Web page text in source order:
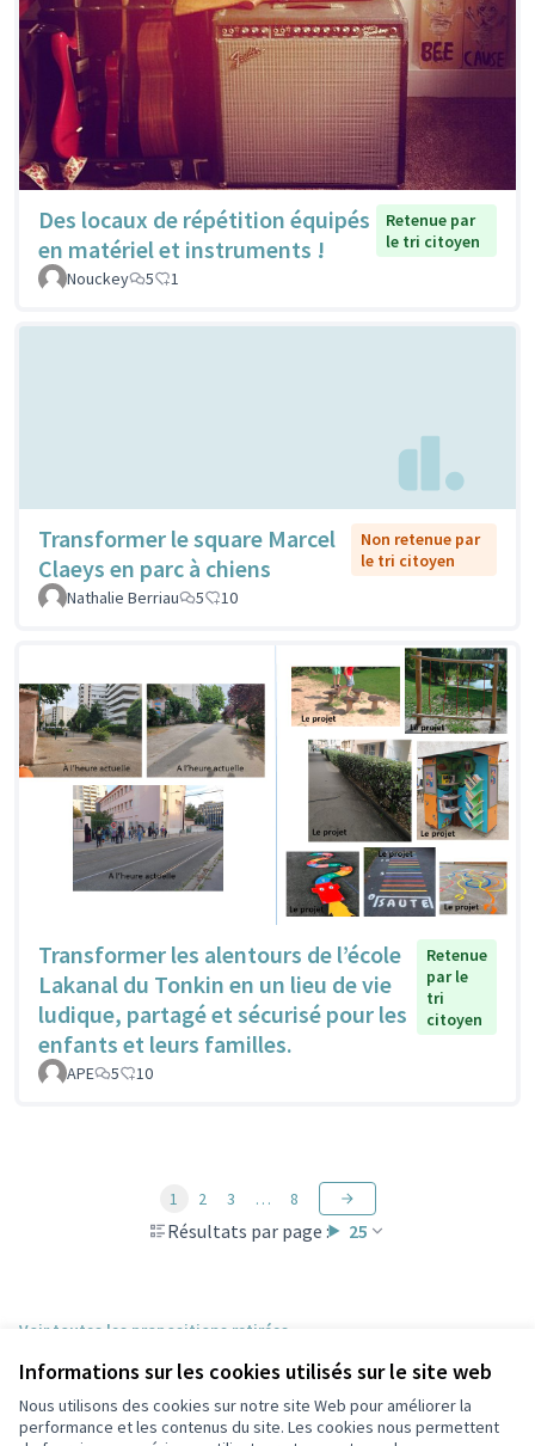
Informations sur les cookies utilisés sur le site web
Nous utilisons des cookies sur notre site Web pour améliorer la
performance et les contenus du site. Les cookies nous permettent
Des locaux de répétition équipés
en matériel et instruments !
Retenue par
le tri citoyen
Nouckey
5 1
Transformer le square Marcel
Claeys en parc à chiens
Non retenue par
le tri citoyen
Nathalie Berriau
5 10
Transformer les alentours de l’école
Lakanal du Tonkin en un lieu de vie
ludique, partagé et sécurisé pour les
enfants et leurs familles.
Retenue
par le
tri
citoyen
APE 5 10
Résultats par page : 25
1 2 3 … 8
Voir toutes les propositions retirées
Conditions d'utilisation
Paramètres des cookies